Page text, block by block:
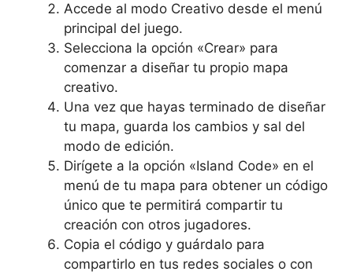
Accede al modo Creativo desde el menú
principal del juego.
Selecciona la opción «Crear» para
comenzar a diseñar tu propio mapa
creativo.
Una vez que hayas terminado de diseñar
tu mapa, guarda los cambios y sal del
modo de edición.
Dirígete a la opción «Island Code» en el
menú de tu mapa para obtener un código
único que te permitirá compartir tu
creación con otros jugadores.
Copia el código y guárdalo para
compartirlo en tus redes sociales o con